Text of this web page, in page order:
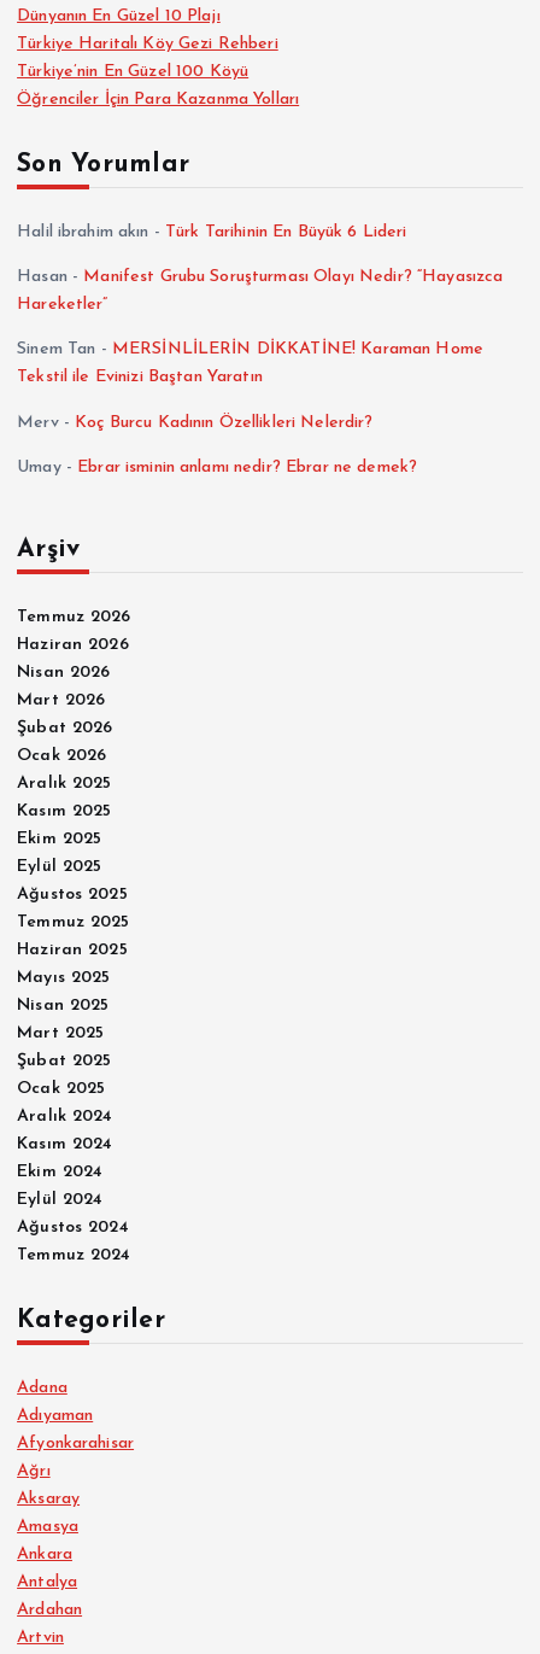
Dünyanın En Güzel 10 Plajı
Türkiye Haritalı Köy Gezi Rehberi
Türkiye’nin En Güzel 100 Köyü
Öğrenciler İçin Para Kazanma Yolları
Son Yorumlar
Halil ibrahim akın - Türk Tarihinin En Büyük 6 Lideri
Hasan - Manifest Grubu Soruşturması Olayı Nedir? “Hayasızca
Hareketler”
Sinem Tan - MERSİNLİLERİN DİKKATİNE! Karaman Home
Tekstil ile Evinizi Baştan Yaratın
Merv- Koç Burcu Kadının Özellikleri Nelerdir?
Umay- Ebrar isminin anlamı nedir? Ebrar ne demek?
Arşiv
Temmuz 2026
Haziran 2026
Nisan 2026
Mart 2026
Şubat 2026
Ocak 2026
Aralık 2025
Kasım 2025
Ekim 2025
Eylül 2025
Ağustos 2025
Temmuz 2025
Haziran 2025
Mayıs 2025
Nisan 2025
Mart 2025
Şubat 2025
Ocak 2025
Aralık 2024
Kasım 2024
Ekim 2024
Eylül 2024
Ağustos 2024
Temmuz 2024
Kategoriler
Adana
Adıyaman
Afyonkarahisar
Ağrı
Aksaray
Amasya
Ankara
Antalya
Ardahan
Artvin